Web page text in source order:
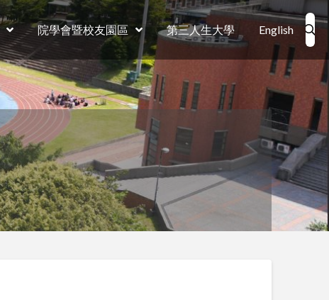
院學會暨校友園區 第三人生大學 English